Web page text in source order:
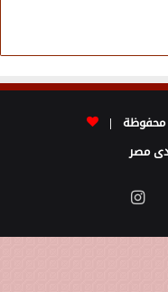
مصر
انستقرام